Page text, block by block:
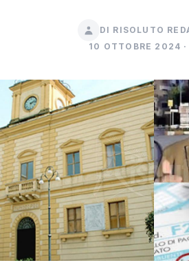
DI RISOLUTO
10 OTTOBRE 2024